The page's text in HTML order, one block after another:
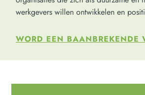
werkgevers willen ontwikkelen en
WORD EEN BAANBREKENDE